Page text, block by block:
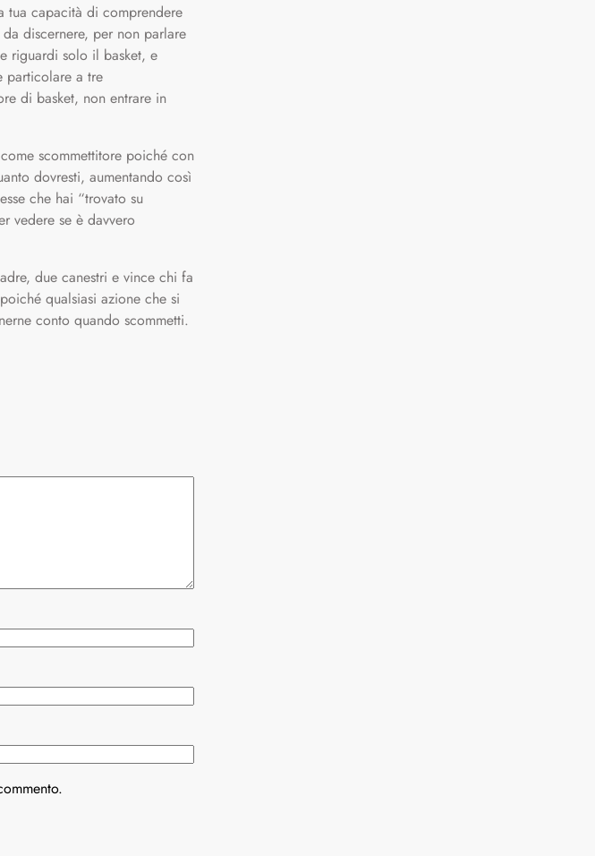
tua capacità di comprendere
discernere, per non parlare
riguardi solo il basket, e
particolare a tre
di basket, non entrare in
scommettitore poiché con
dovresti, aumentando così
che hai “trovato su
vedere se è davvero
due canestri e vince chi fa
qualsiasi azione che si
conto quando scommetti.